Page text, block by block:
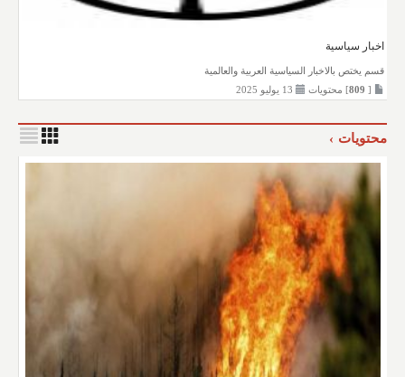
اخبار سياسية
قسم يختص بالاخبار السياسية العربية والعالمية
[
] محتويات
محتويات